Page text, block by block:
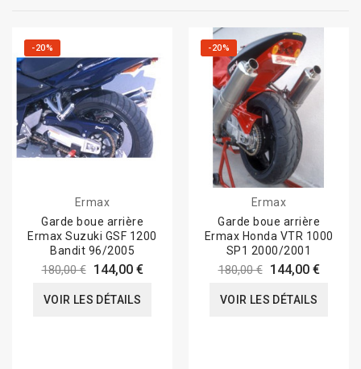
-20%
Ermax
Garde boue arrière
Ermax Suzuki GSF 1200
Bandit 96/2005
180,00 € 144,00 €
VOIR LES DÉTAILS
-20%
Ermax
Garde boue arrière
Ermax Honda VTR 1000
SP1 2000/2001
180,00 € 144,00 €
VOIR LES DÉTAILS